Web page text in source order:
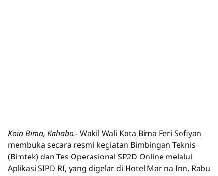
Kota Bima, Kahaba.-Wakil Wali Kota Bima Feri Sofiyan
membuka secara resmi kegiatan Bimbingan Teknis
(Bimtek) dan Tes Operasional SP2D Online melalui
Aplikasi SIPD RI, yang digelar di Hotel Marina Inn, Rabu